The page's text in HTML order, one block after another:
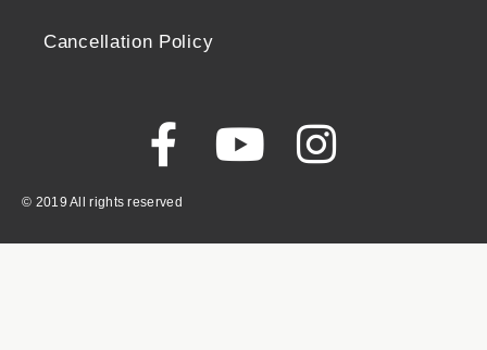
Cancellation Policy
© 2019 All rights reserved